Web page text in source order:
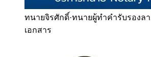
ทนายจิรศักดิ์·ทนายผู้ทำคำรับรองล
เอกสาร